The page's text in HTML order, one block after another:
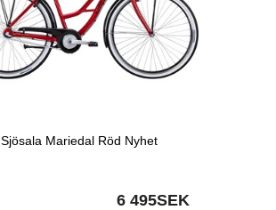
Sjösala Mariedal Röd Nyhet
6 495SEK